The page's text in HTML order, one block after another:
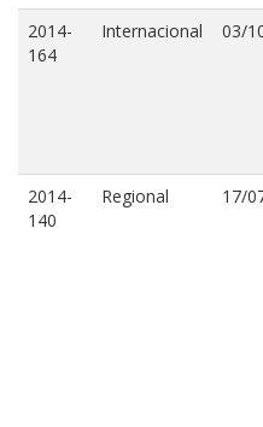
2014-
164
Internacional 03/
2014-
140
Regional 17/